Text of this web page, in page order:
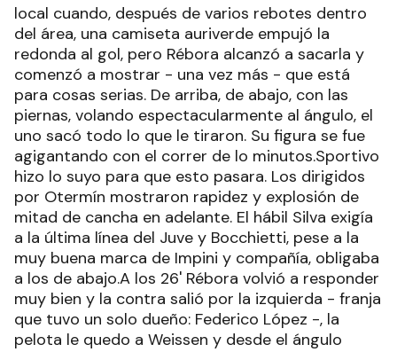
local cuando, después de varios rebotes dentro
del área, una camiseta auriverde empujó la
redonda al gol, pero Rébora alcanzó a sacarla y
comenzó a mostrar - una vez más - que está
para cosas serias. De arriba, de abajo, con las
piernas, volando espectacularmente al ángulo, el
uno sacó todo lo que le tiraron. Su figura se fue
agigantando con el correr de lo minutos.Sportivo
hizo lo suyo para que esto pasara. Los dirigidos
por Otermín mostraron rapidez y explosión de
mitad de cancha en adelante. El hábil Silva exigía
a la última línea del Juve y Bocchietti, pese a la
muy buena marca de Impini y compañía, obligaba
a los de abajo.A los 26' Rébora volvió a responder
muy bien y la contra salió por la izquierda - franja
que tuvo un solo dueño: Federico López -, la
pelota le quedo a Weissen y desde el ángulo